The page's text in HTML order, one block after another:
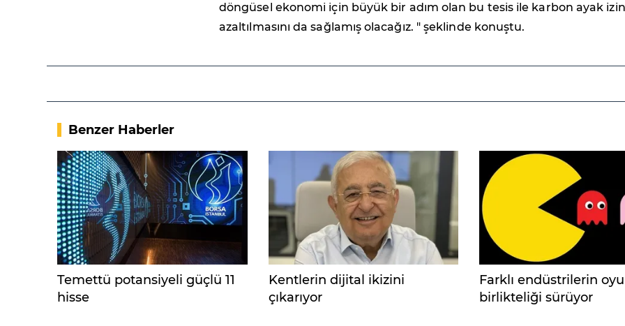
döngüsel ekonomi için büyük bir adım olan bu tesis ile karbon ayak
azaltılmasını da sağlamış olacağız. " şeklinde konuştu.
Benzer Haberler
Temettü potansiyeli güçlü 11
hisse
Kentlerin dijital ikizini
çıkarıyor
Farklı endüstrilerin
birlikteliği sürüyor